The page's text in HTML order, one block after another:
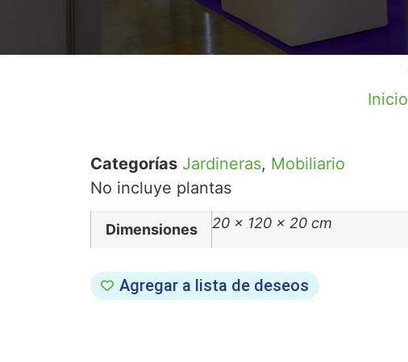
Inicio
Categorías Jardineras, Mobiliario
No incluye plantas
Dimensiones 20 × 120 × 20 cm
Agregar a lista de deseos